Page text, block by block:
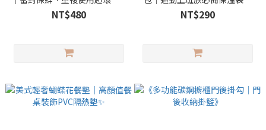
收納袋分裝袋
NT$480
冰袋
NT$290